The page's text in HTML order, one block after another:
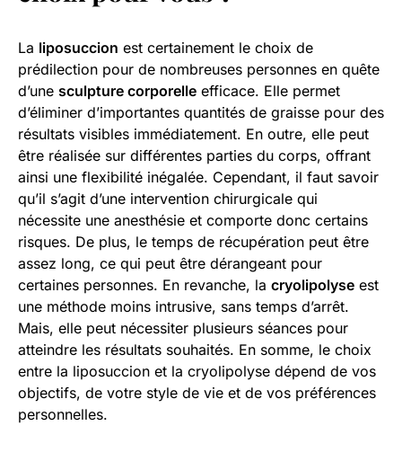
La liposuccion est certainement le choix de
prédilection pour de nombreuses personnes en quête
d’une sculpture corporelle efficace. Elle permet
d’éliminer d’importantes quantités de graisse pour des
résultats visibles immédiatement. En outre, elle peut
être réalisée sur différentes parties du corps, offrant
ainsi une flexibilité inégalée. Cependant, il faut savoir
qu’il s’agit d’une intervention chirurgicale qui
nécessite une anesthésie et comporte donc certains
risques. De plus, le temps de récupération peut être
assez long, ce qui peut être dérangeant pour
certaines personnes. En revanche, la cryolipolyse est
une méthode moins intrusive, sans temps d’arrêt.
Mais, elle peut nécessiter plusieurs séances pour
atteindre les résultats souhaités. En somme, le choix
entre la liposuccion et la cryolipolyse dépend de vos
objectifs, de votre style de vie et de vos préférences
personnelles.